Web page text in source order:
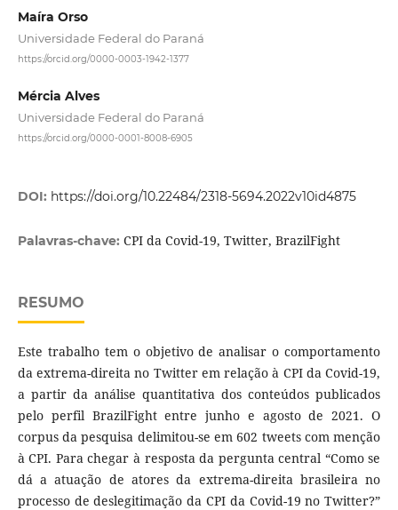
Maíra Orso
Universidade Federal do Paraná
https://orcid.org/0000-0003-1942-1377
Mércia Alves
Universidade Federal do Paraná
https://orcid.org/0000-0001-8008-6905
DOI: https://doi.org/10.22484/2318-5694.2022v10id4875
Palavras-chave: CPI da Covid-19, Twitter, BrazilFight
RESUMO
Este trabalho tem o objetivo de analisar o comportamento
da extrema-direita no Twitter em relação à CPI da Covid-19,
a partir da análise quantitativa dos conteúdos publicados
pelo perfil BrazilFight entre junho e agosto de 2021. O
corpus da pesquisa delimitou-se em 602 tweets com menção
à CPI. Para chegar à resposta da pergunta central “Como se
dá a atuação de atores da extrema-direita brasileira no
processo de deslegitimação da CPI da Covid-19 no Twitter?”